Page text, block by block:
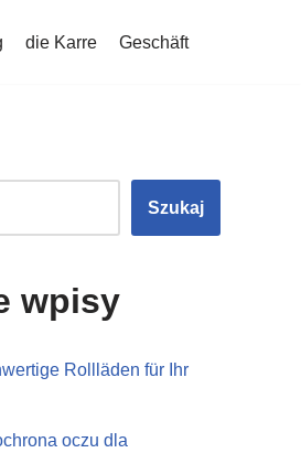
die Karre Geschäft
Szukaj
wpisy
Rollläden für Ihr
oczu dla